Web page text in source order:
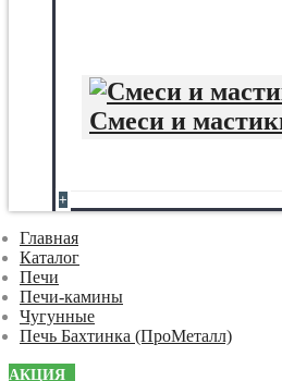
Смеси и
+
Главная
Каталог
Печи
Печи-камины
Чугунные
Печь Бахтинка (ПроМеталл)
АКЦИЯ